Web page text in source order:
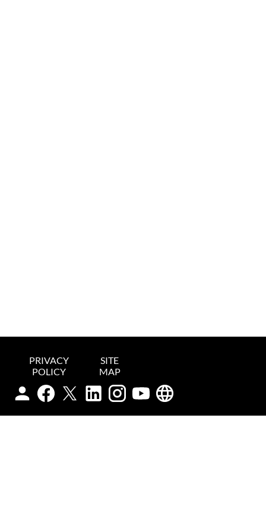
PRIVACY
POLICY
SITE
MAP